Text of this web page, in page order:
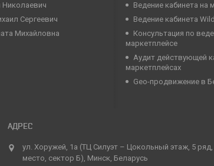
Николаевич
Сергеевич
Михайловна
Ведение кабинета на
Ведение кабинета
Консультация по
маркетплейсе
Аудит действующей
маркетплейсах
Geo-продвижение в
ул. Хоружей, 1а (ТЦ Силуэт – Цокольный этаж, 5 ряд,
место, сектор Б), Минск, Беларусь